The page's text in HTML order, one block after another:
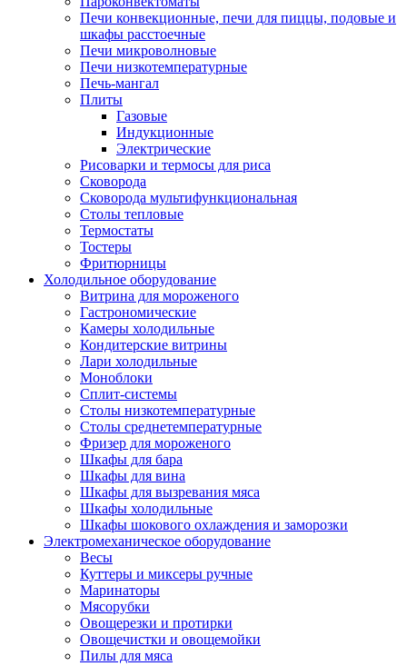
Печи конвекционные, печи для пиццы, подовые и
шкафы расстоечные
Печи микроволновые
Печи низкотемпературные
Печь-мангал
Плиты
Газовые
Индукционные
Электрические
Рисоварки и термосы для риса
Сковорода
Сковорода мультифункциональная
Столы тепловые
Термостаты
Тостеры
Фритюрницы
Холодильное оборудование
Витрина для мороженого
Гастрономические
Камеры холодильные
Кондитерские витрины
Лари холодильные
Моноблоки
Сплит-системы
Столы низкотемпературные
Столы среднетемпературные
Фризер для мороженого
Шкафы для бара
Шкафы для вина
Шкафы для вызревания мяса
Шкафы холодильные
Шкафы шокового охлаждения и заморозки
Электромеханическое оборудование
Весы
Куттеры и миксеры ручные
Маринаторы
Мясорубки
Овощерезки и протирки
Овощечистки и овощемойки
Пилы для мяса